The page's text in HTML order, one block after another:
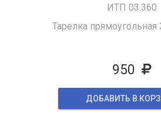
ИТП 03.360
Тарелка
950
ДОБАВИТЬ В